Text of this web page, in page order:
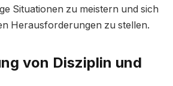
Situationen zu meistern und sich
Herausforderungen zu stellen.
von Disziplin und